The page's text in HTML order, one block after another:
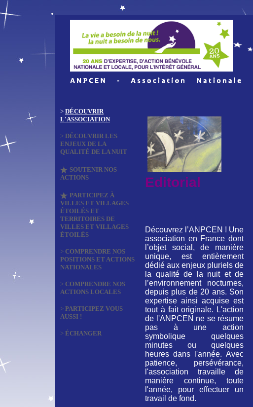
> DÉCOUVRIR
L'ASSOCIATION
> DÉCOUVRIR LES
ENJEUX DE LA
QUALITÉ DE LA NUIT
SOUTENIR NOS
ACTIONS
PARTICIPEZ À
VILLES ET VILLAGES
ÉTOILÉS ET
TERRITOIRES DE
VILLES ET VILLAGES
ÉTOILÉS
> COMPRENDRE NOS
POSITIONS ET ACTIONS
NATIONALES
> COMPRENDRE NOS
ACTIONS LOCALES
> PARTICIPEZ VOUS
AUSSI !
> ÉCHANGER
Editorial
Découvrez l’ANPCEN ! Une
association en France dont
l’objet social, de manière
unique, est entièrement
dédié aux enjeux pluriels de
la qualité de la nuit et de
l’environnement nocturnes,
depuis plus de 20 ans. Son
expertise ainsi acquise est
tout à fait originale. L'action
de l'ANPCEN ne se résume
pas à une action
symbolique quelques
minutes ou quelques
heures dans l'année. Avec
patience, persévérance,
l'association travaille de
manière continue, toute
l'année, pour effectuer un
travail de fond.